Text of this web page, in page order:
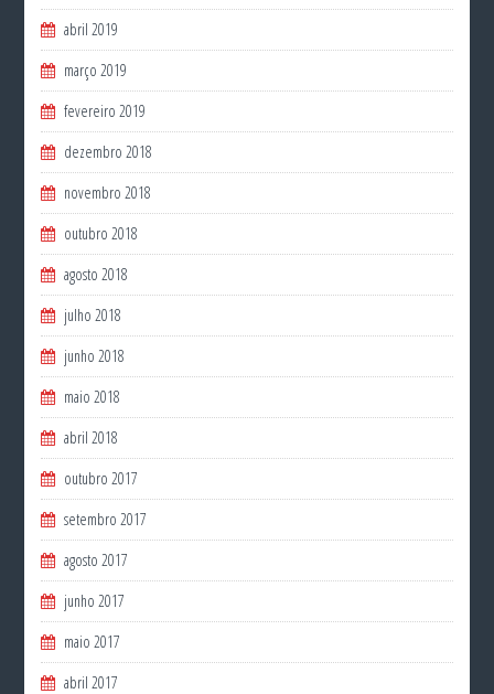
abril 2019
março 2019
fevereiro 2019
dezembro 2018
novembro 2018
outubro 2018
agosto 2018
julho 2018
junho 2018
maio 2018
abril 2018
outubro 2017
setembro 2017
agosto 2017
junho 2017
maio 2017
abril 2017